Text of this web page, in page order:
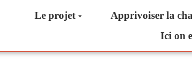
Le projet Apprivoiser la
Ici on